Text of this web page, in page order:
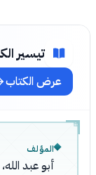
تيسير
عرض الكتاب
المؤلف
أبو عبد